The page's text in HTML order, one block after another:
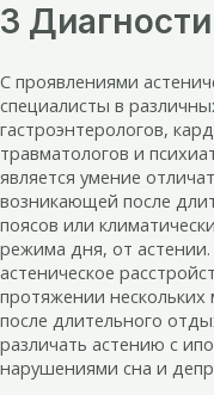
3
С проявлениями
специалисты в
гастроэнтерологов,
травматологов и
является умение
возникающей после
поясов или
режима дня, от
астеническое
протяжении нескольких
после длительного
различать астению с
нарушениями сна и